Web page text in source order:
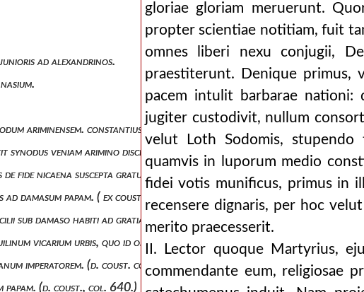
ad alexandrinos.
ariminensem. constantius monuit ne quid de orientalibus, qui seorsim
veniam arimino discedendi ante hiemis asperitatem.
fide nicaena suscepta gratulantium.
damasum papam. ( ex coust. pag. 473.)
sub damaso habiti ad gratianum et valentinianum imperatores. ( coust. p.
vicarium urbis, quo id omne prope conceditur, quod superiori epistola
imperatorem. (d. coust. col. 551.)
papam. (d. coust., col. 640.)
gloriae gloriam meruerunt.
propter scientiae notitiam, fuit
omnes liberi nexu conjugii,
praestiterunt. Denique primus,
pacem intulit barbarae
jugiter custodivit, nullum
velut Loth Sodomis,
quamvis in luporum medio
fidei votis munificus, primus in
recensere dignaris, per hoc
merito praecesserit.
II. Lector quoque Martyrius,
commendante eum, religiosae